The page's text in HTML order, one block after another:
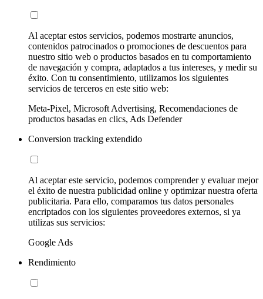
Al aceptar estos servicios, podemos mostrarte anuncios,
contenidos patrocinados o promociones de descuentos para
nuestro sitio web o productos basados en tu comportamiento
de navegación y compra, adaptados a tus intereses, y medir su
éxito. Con tu consentimiento, utilizamos los siguientes
servicios de terceros en este sitio web:
Meta-Pixel, Microsoft Advertising, Recomendaciones de
productos basadas en clics, Ads Defender
Conversion tracking extendido
Al aceptar este servicio, podemos comprender y evaluar mejor
el éxito de nuestra publicidad online y optimizar nuestra oferta
publicitaria. Para ello, comparamos tus datos personales
encriptados con los siguientes proveedores externos, si ya
utilizas sus servicios:
Google Ads
Rendimiento